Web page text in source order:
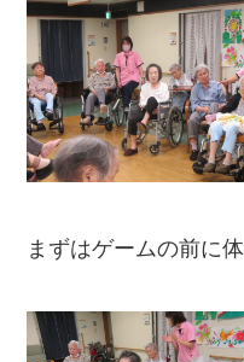
まずはゲームの前に